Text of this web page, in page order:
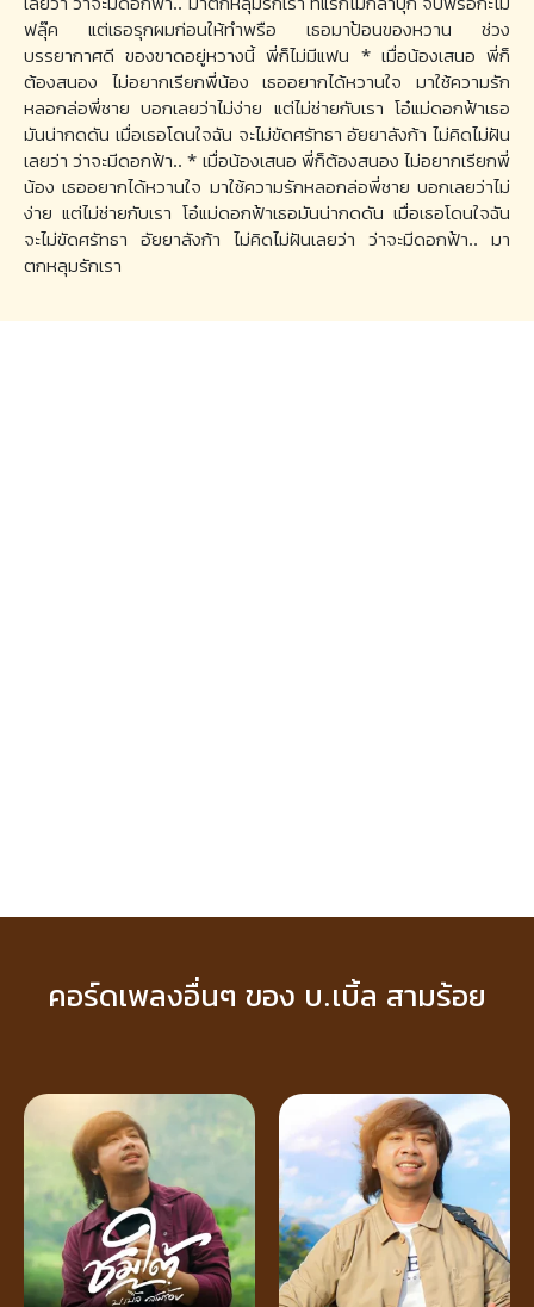
ฟลุ๊ค แต่เธอรุกผมก่อนให้ทำพรือ เธอมาป้อนของหวาน ช่วง
บรรยากาศดี ของขาดอยู่หวางนี้ พี่ก็ไม่มีแฟน * เมื่อน้องเสนอ พี่ก็
ต้องสนอง ไม่อยากเรียกพี่น้อง เธออยากได้หวานใจ มาใช้ความรัก
หลอกล่อพี่ชาย บอกเลยว่าไม่ง่าย แต่ไม่ช่ายกับเรา โอ๋แม่ดอกฟ้าเธอ
มันน่ากดดัน เมื่อเธอโดนใจฉัน จะไม่ขัดศรัทธา อัยยาลังก้า ไม่คิดไม่ฝัน
เลยว่า ว่าจะมีดอกฟ้า.. * เมื่อน้องเสนอ พี่ก็ต้องสนอง ไม่อยากเรียกพี่
น้อง เธออยากได้หวานใจ มาใช้ความรักหลอกล่อพี่ชาย บอกเลยว่าไม่
ง่าย แต่ไม่ช่ายกับเรา โอ๋แม่ดอกฟ้าเธอมันน่ากดดัน เมื่อเธอโดนใจฉัน
จะไม่ขัดศรัทธา อัยยาลังก้า ไม่คิดไม่ฝันเลยว่า ว่าจะมีดอกฟ้า.. มา
ตกหลุมรักเรา
คอร์ดเพลงอื่นๆ ของ บ.เบิ้ล สามร้อย